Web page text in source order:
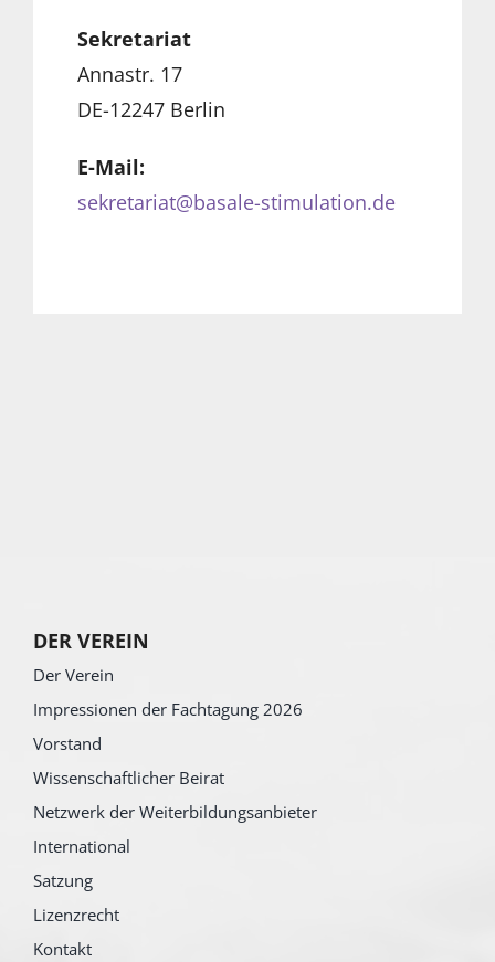
Sekretariat
Annastr. 17
DE-12247 Berlin
E-Mail:
sekretariat@basale-stimulation.de
DER VEREIN
Der Verein
Impressionen der Fachtagung 2026
Vorstand
Wissenschaftlicher Beirat
Netzwerk der Weiterbildungsanbieter
International
Satzung
Lizenzrecht
Kontakt